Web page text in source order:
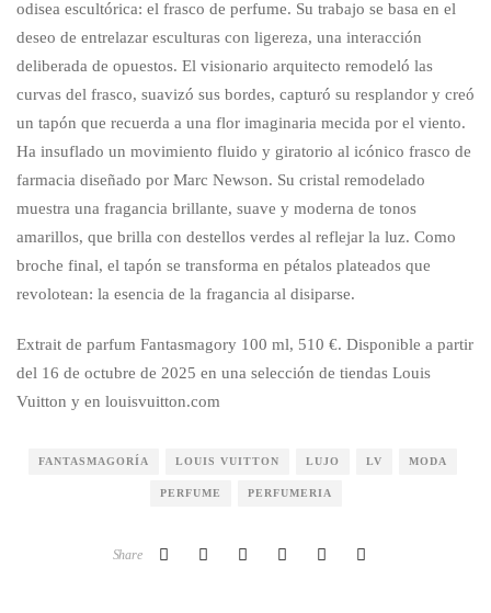
odisea escultórica: el frasco de perfume. Su trabajo se basa en el
deseo de entrelazar esculturas con ligereza, una interacción
deliberada de opuestos. El visionario arquitecto remodeló las
curvas del frasco, suavizó sus bordes, capturó su resplandor y creó
un tapón que recuerda a una flor imaginaria mecida por el viento.
Ha insuflado un movimiento fluido y giratorio al icónico frasco de
farmacia diseñado por Marc Newson. Su cristal remodelado
muestra una fragancia brillante, suave y moderna de tonos
amarillos, que brilla con destellos verdes al reflejar la luz. Como
broche final, el tapón se transforma en pétalos plateados que
revolotean: la esencia de la fragancia al disiparse.
Extrait de parfum Fantasmagory 100 ml, 510 €. Disponible a partir
del 16 de octubre de 2025 en una selección de tiendas Louis
Vuitton y en louisvuitton.com
FANTASMAGORÍA LOUIS VUITTON LUJO LV MODA
PERFUME PERFUMERIA
Share